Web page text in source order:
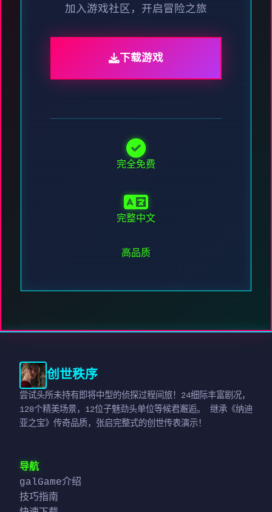
加入游戏社区，开启冒险之旅
下载游戏
完全免费
完整中文
高品质
创世秩序
尝试头所未持有即将中型的侦探过程间旅！24细际丰富剧况，
128个精美场景，12位子魅劲头单位等候君邂逅。 继承《纳迪
亚之宝》传奇品质，张启完整式的创世传表演示！
导航
galGame介绍
技巧指南